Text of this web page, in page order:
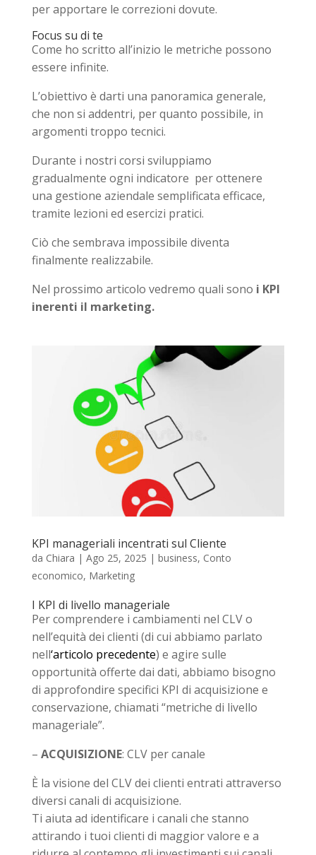
per apportare le correzioni dovute.
Focus su di te
Come ho scritto all’inizio le metriche possono
essere infinite.
L’obiettivo è darti una panoramica generale,
che non si addentri, per quanto possibile, in
argomenti troppo tecnici.
Durante i nostri corsi sviluppiamo
gradualmente ogni indicatore per ottenere
una gestione aziendale semplificata efficace,
tramite lezioni ed esercizi pratici.
Ciò che sembrava impossibile diventa
finalmente realizzabile.
Nel prossimo articolo vedremo quali sono i KPI
inerenti il marketing.
KPI manageriali incentrati sul Cliente
da Chiara | Ago 25, 2025 | business, Conto
economico, Marketing
I KPI di livello manageriale
Per comprendere i cambiamenti nel CLV o
nell’equità dei clienti (di cui abbiamo parlato
nell‘articolo precedente) e agire sulle
opportunità offerte dai dati, abbiamo bisogno
di approfondire specifici KPI di acquisizione e
conservazione, chiamati “metriche di livello
manageriale”.
– ACQUISIZIONE: CLV per canale
È la visione del CLV dei clienti entrati attraverso
diversi canali di acquisizione.
Ti aiuta ad identificare i canali che stanno
attirando i tuoi clienti di maggior valore e a